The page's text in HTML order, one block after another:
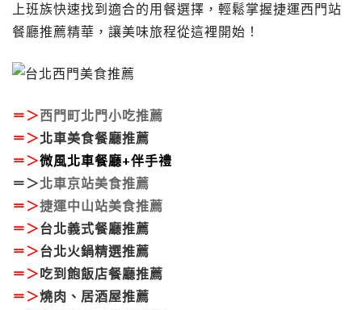
上班族快速找到適合的用餐選擇，輕鬆掌握捷運西門站
餐廳推薦精華，讓美味旅程從這裡開始！
＝＞西門町北門小吃推薦
＝＞北車美食餐廳推薦
＝＞微風北車餐廳+伴手禮
＝＞北車京站美食推薦
＝＞捷運中山站美食推薦
＝＞台北義式餐廳推薦
＝＞台北火鍋精選推薦
＝＞吃到飽飯店餐廳推薦
＝＞燒肉、居酒屋推薦